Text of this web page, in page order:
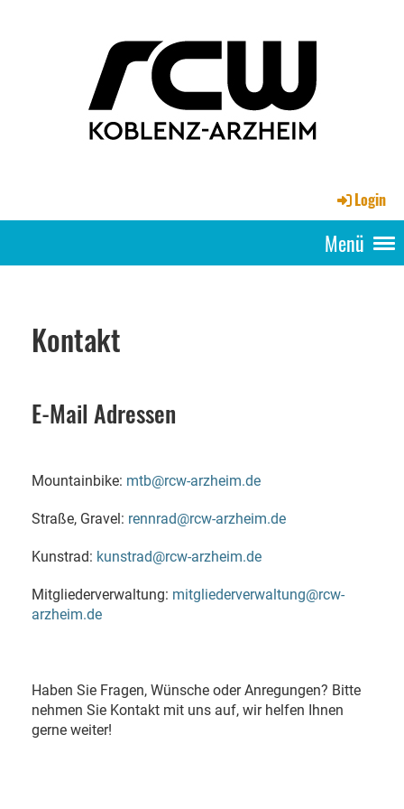
Login
Menü
Kontakt
E-Mail Adressen
Mountainbike: mtb@rcw-arzheim.de
Straße, Gravel: rennrad@rcw-arzheim.de
Kunstrad: kunstrad@rcw-arzheim.de
Mitgliederverwaltung: mitgliederverwaltung@rcw-
arzheim.de
Haben Sie Fragen, Wünsche oder Anregungen? Bitte
nehmen Sie Kontakt mit uns auf, wir helfen Ihnen
gerne weiter!